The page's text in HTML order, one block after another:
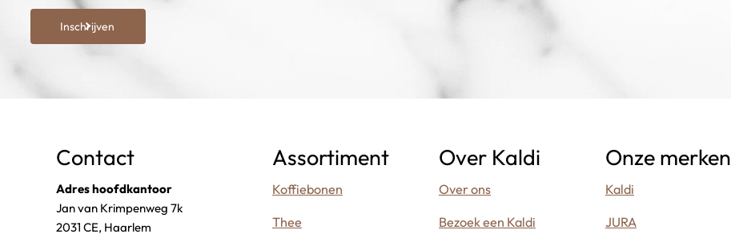
Inschrijven
Contact
Adres hoofdkantoor
Jan van Krimpenweg 7k
2031 CE, Haarlem
Assortiment
Koffiebonen
Thee
Over Kaldi
Over ons
Bezoek een Kaldi
Onze merken
Kaldi
JURA